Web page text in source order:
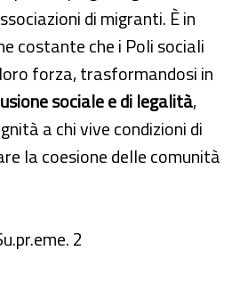
di migranti. È in
costante che i Poli sociali
forza, trasformandosi in
sociale e di legalità,
a chi vive condizioni di
la coesione delle comunità
2